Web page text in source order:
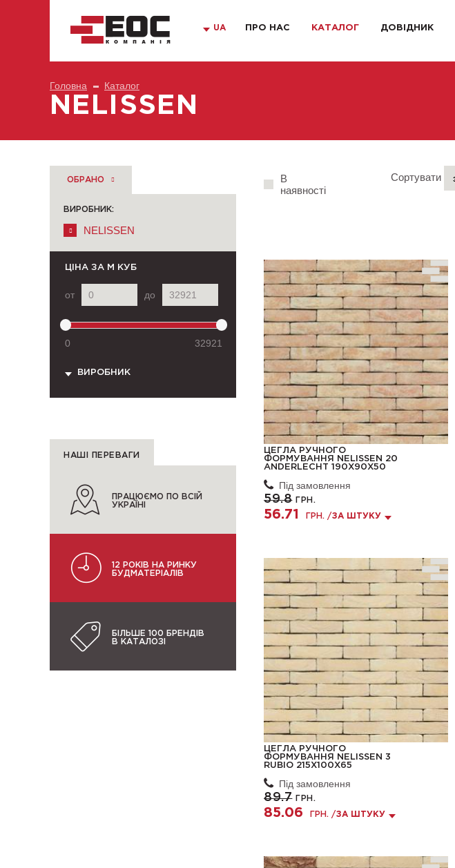
UA ПРО НАС КАТАЛОГ ДОВІДНИК
Головна Каталог
NELISSEN
ОБРАНО
ВИРОБНИК:
NELISSEN
ЦІНА ЗА М КУБ
от до
0 32921
ВИРОБНИК
НАШІ ПЕРЕВАГИ
ПРАЦЮЄМО ПО ВСІЙ
УКРАЇНІ
12 РОКІВ НА РИНКУ
БУДМАТЕРІАЛІВ
БІЛЬШЕ 100 БРЕНДІВ
В КАТАЛОЗІ
В
наявності
Сортувати
ЦЕГЛА РУЧНОГО
ФОРМУВАННЯ NELISSEN 20
ANDERLECHT 190X90X50
Під замовлення
59.8ГРН.
56.71 ГРН. /ЗА ШТУКУ
ЦЕГЛА РУЧНОГО
ФОРМУВАННЯ NELISSEN 3
RUBIO 215X100X65
Під замовлення
89.7ГРН.
85.06 ГРН. /ЗА ШТУКУ